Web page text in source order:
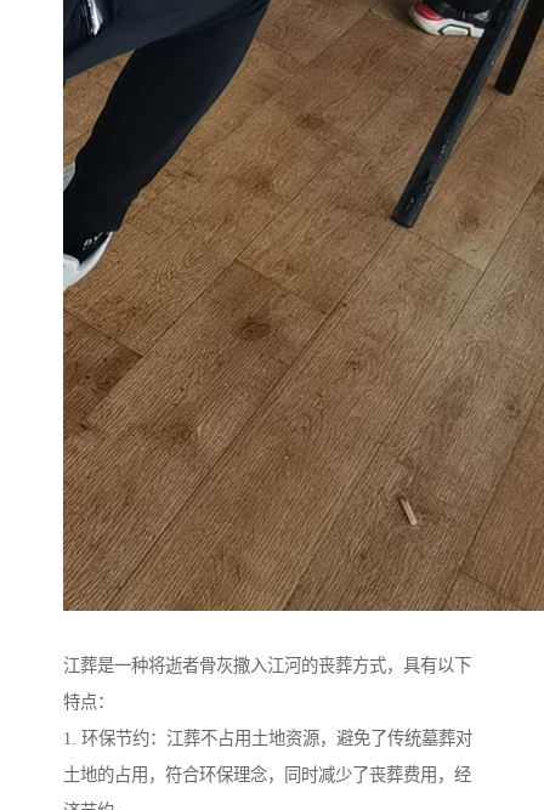
江葬是一种将逝者骨灰撒入江河的丧葬方式，具有以下
特点：
1. 环保节约：江葬不占用土地资源，避免了传统墓葬对
土地的占用，符合环保理念，同时减少了丧葬费用，经